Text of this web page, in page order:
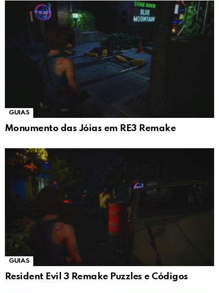
GUIAS
Monumento das Jóias em RE3 Remake
GUIAS
Resident Evil 3 Remake Puzzles e Códigos